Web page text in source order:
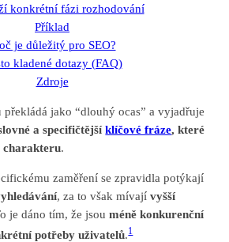
konkrétní fázi rozhodování
Příklad
je důležitý pro SEO?
kladené dotazy (FAQ)
Zdroje
překládá jako “dlouhý ocas” a vyjadřuje
a specifičtějšíklíčové fráze, které
charakteru.
zaměření se zpravidla potýkají
, za to však mívajívyšší
je dáno tím, že jsouméně konkurenční
potřeby uživatelů.1